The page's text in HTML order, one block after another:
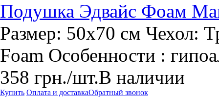
Подушка Эдвайс Фоам
Размер: 50х70 см Чехол:
Foam Особенности :
358 грн./шт.В наличии
Купить Оплата и доставкаОбратный звонок